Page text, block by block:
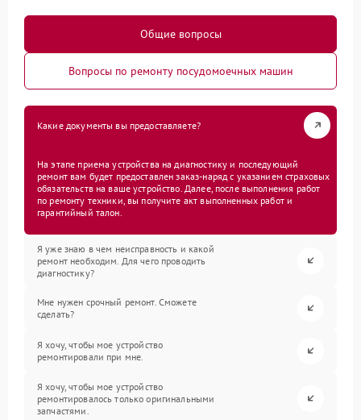
Общие вопросы
Вопросы по ремонту посудомоечных машин
Какие документы вы предоставляете?
На этапе приема устройства на диагностику и последующий
ремонт вам будет предоставлен заказ-наряд с указанием страховых
обязательств на ваше устройство. Далее, после выполнения работ
по ремонту техники, вы получите акт выполненных работ и
гарантийный талон.
Я уже знаю в чем неисправность и какой
ремонт необходим. Для чего проводить
диагностику?
Мне нужен срочный ремонт. Сможете
сделать?
Я хочу, чтобы мое устройство
ремонтировали при мне.
Я хочу, чтобы мое устройство
ремонтировалось только оригинальными
запчастями.